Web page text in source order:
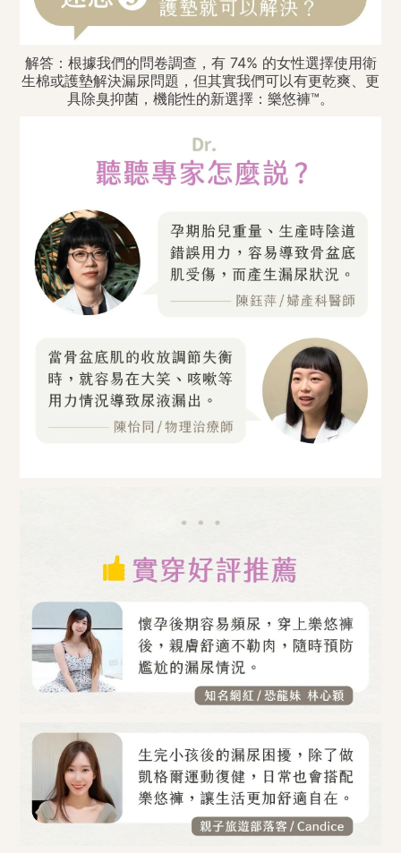
解答：根據我們的問卷調查，有 74% 的女性選擇使用衛
生棉或護墊解決漏尿問題，但其實我們可以有更乾爽、更
具除臭抑菌，機能性的新選擇：樂悠褲™。